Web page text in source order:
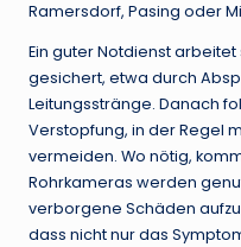
Ramersdorf, Pasing oder
Ein guter Notdienst
gesichert, etwa durch
Leitungsstränge. Danach
Verstopfung, in der Regel
vermeiden. Wo nötig,
Rohrkameras werden
verborgene Schäden
dass nicht nur das